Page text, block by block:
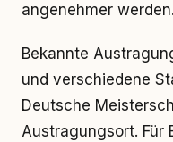
angenehmer werden.
Bekannte
und verschiedene
Deutsche
Austragungsort. Für